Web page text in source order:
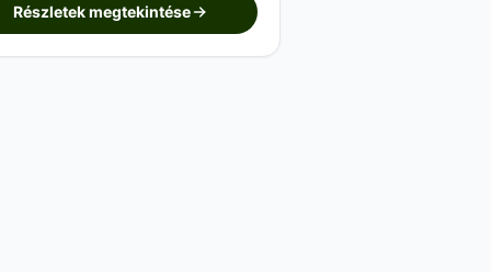
Részletek megtekintése